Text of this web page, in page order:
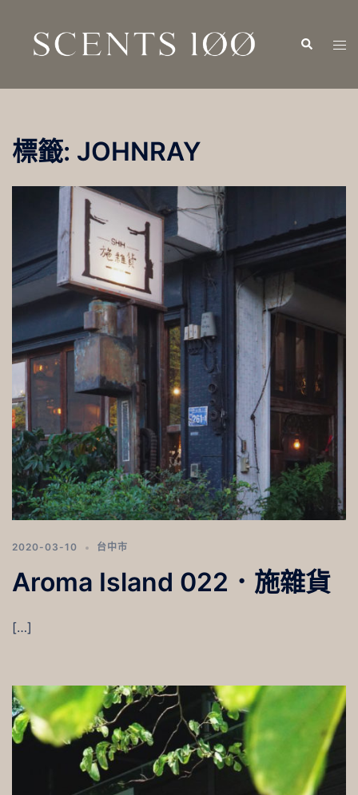
內
Search
標籤: JOHNRAY
2020-03-10 台中市
Aroma Island 022．施雜貨
[…]